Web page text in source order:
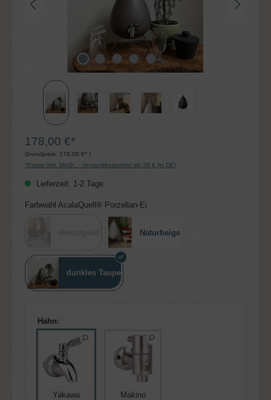
178,00 €*
Grundpreis: 178,00 €* /
*Preise inkl. MwSt. - Versandkostenfrei ab 39 € (in DE)
Lieferzeit: 1-2 Tage
Farbwahl AcalaQuell® Porzellan-Ei
Naturbeige
dunkles Taupe
Hahn:
Yakawa Makino